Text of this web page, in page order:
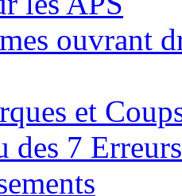
ouvrant
et
des 7 Erreurs